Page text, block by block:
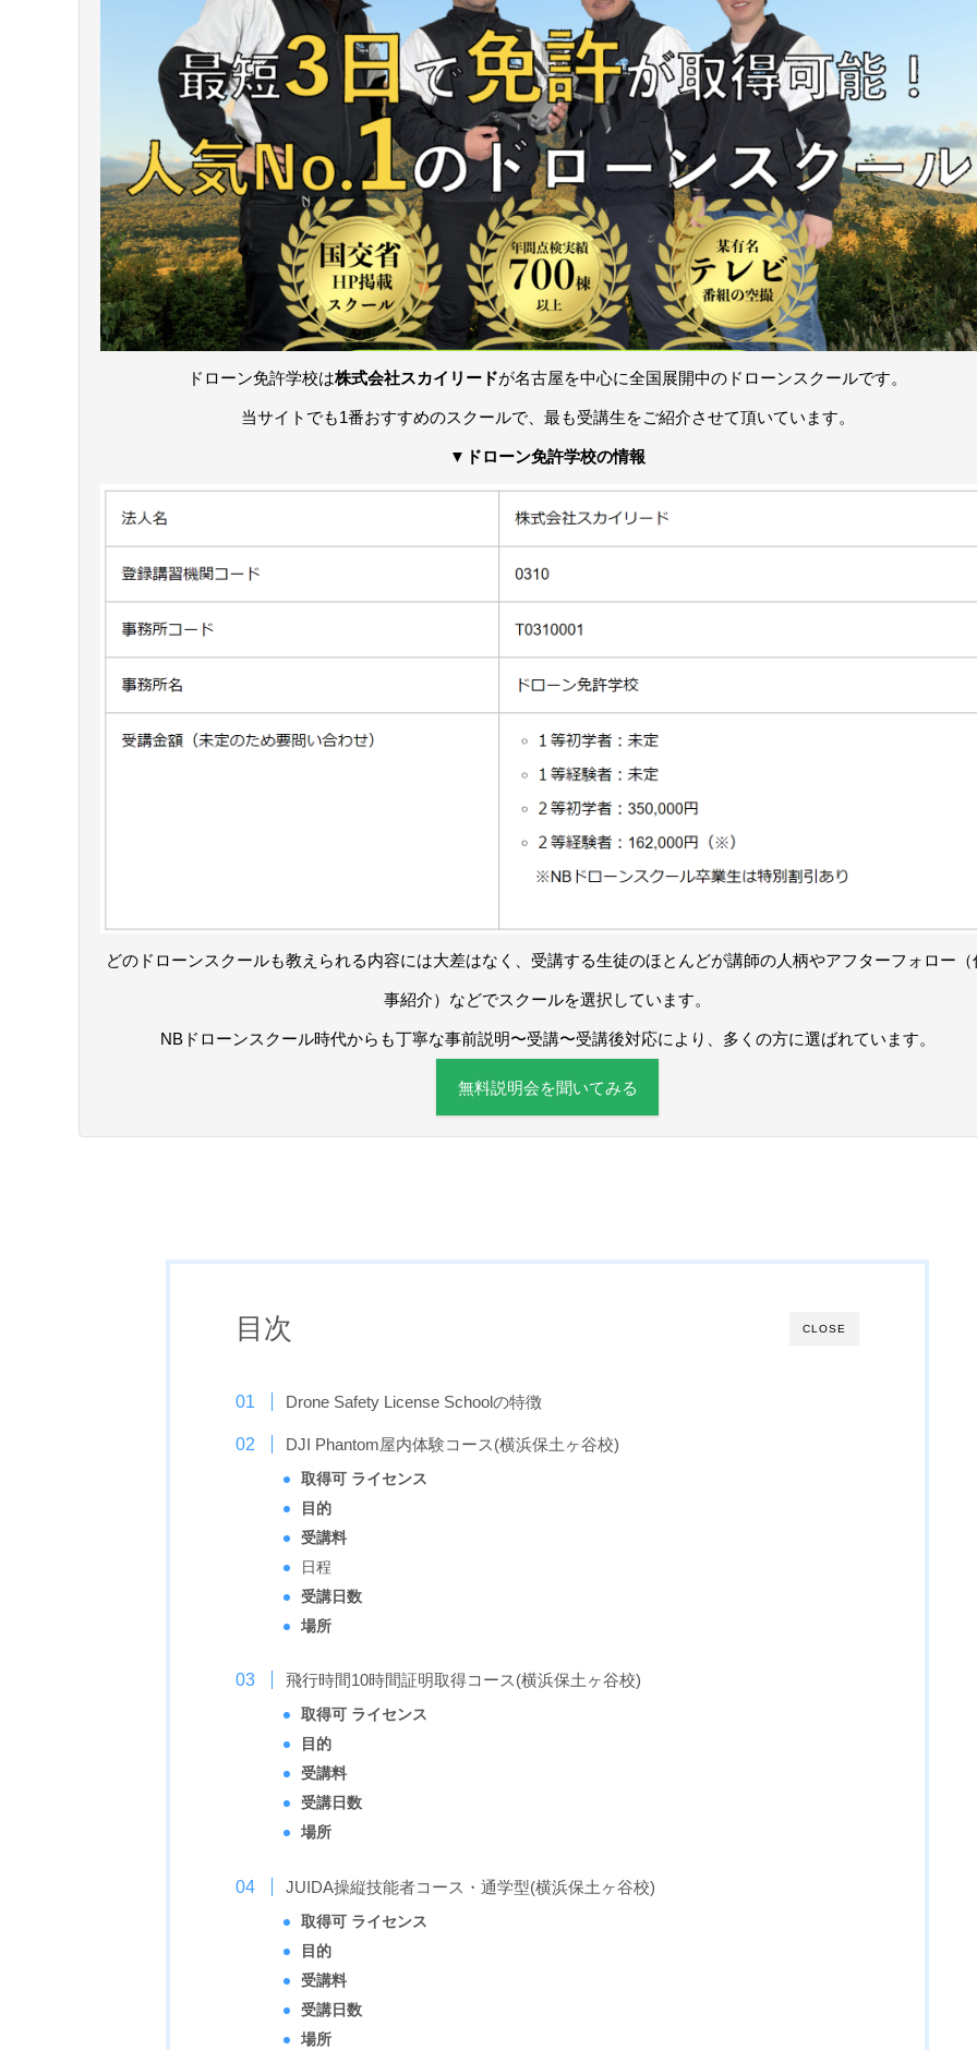
ドローン免許学校は株式会社スカイリードが名古屋を中心に全国展開中のドローンスクールです。
当サイトでも1番おすすめのスクールで、最も受講生をご紹介させて頂いています。
▼ドローン免許学校の情報
どのドローンスクールも教えられる内容には大差はなく、受講する生徒のほとんどが講師の人柄やアフターフォロー（
事紹介）などでスクールを選択しています。
NBドローンスクール時代からも丁寧な事前説明〜受講〜受講後対応により、多くの方に選ばれています。
無料説明会を聞いてみる
CLOSE
目次
Drone Safety License Schoolの特徴
DJI Phantom屋内体験コース(横浜保土ヶ谷校)
取得可 ライセンス
目的
受講料
日程
受講日数
場所
飛行時間10時間証明取得コース(横浜保土ヶ谷校)
取得可 ライセンス
目的
受講料
受講日数
場所
JUIDA操縦技能者コース・通学型(横浜保土ヶ谷校)
取得可 ライセンス
目的
受講料
受講日数
場所